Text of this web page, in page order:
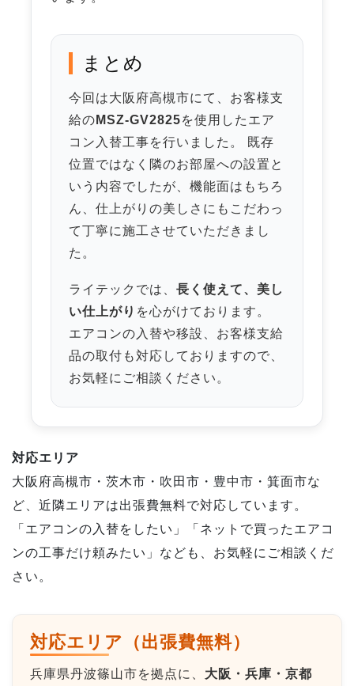
まとめ
今回は大阪府高槻市にて、お客様支
給の MSZ-GV2825を使用したエア
コン入替工事を行いました。 既存
位置ではなく隣のお部屋への設置と
いう内容でしたが、機能面はもちろ
ん、仕上がりの美しさにもこだわっ
て丁寧に施工させていただきまし
た。
ライテックでは、 長く使えて、美し
い仕上がり を心がけております。
エアコンの入替や移設、お客様支給
品の取付も対応しておりますので、
お気軽にご相談ください。
対応エリア
大阪府高槻市・茨木市・吹田市・豊中市・箕面市な
ど、近隣エリアは出張費無料で対応しています。
「エアコンの入替をしたい」「ネットで買ったエアコ
ンの工事だけ頼みたい」なども、お気軽にご相談くだ
さい。
対応エリア（出張費無料）
兵庫県丹波篠山市を拠点に、 大阪・兵庫・京都